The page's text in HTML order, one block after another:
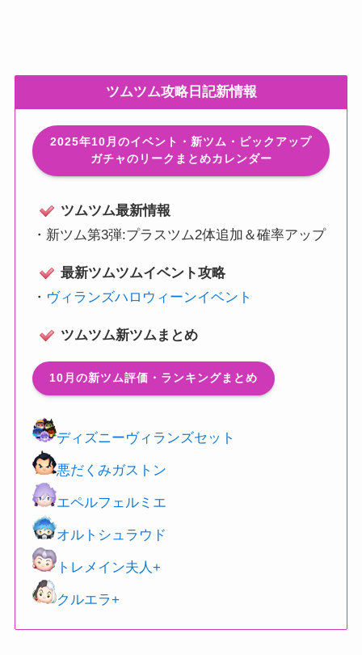
ツムツム攻略日記新情報
2025年10月のイベント・新ツム・ピックアップ
ガチャのリークまとめカレンダー
ツムツム最新情報
・ 新ツム第3弾:プラスツム2体追加＆確率アップ
最新ツムツムイベント攻略
・ ヴィランズハロウィーンイベント
ツムツム新ツムまとめ
10月の新ツム評価・ランキングまとめ
ディズニーヴィランズセット
悪だくみガストン
エペルフェルミエ
オルトシュラウド
トレメイン夫人+
クルエラ+